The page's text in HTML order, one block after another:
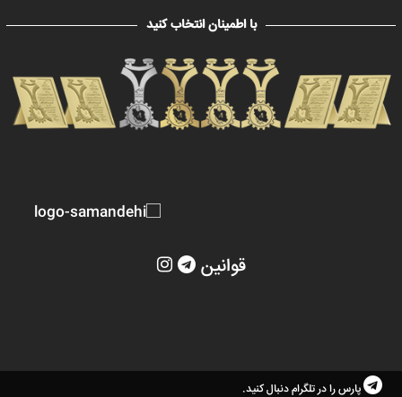
با اطمینان انتخاب کنید
قوانین
پارس را در تلگرام دنبال کنید.